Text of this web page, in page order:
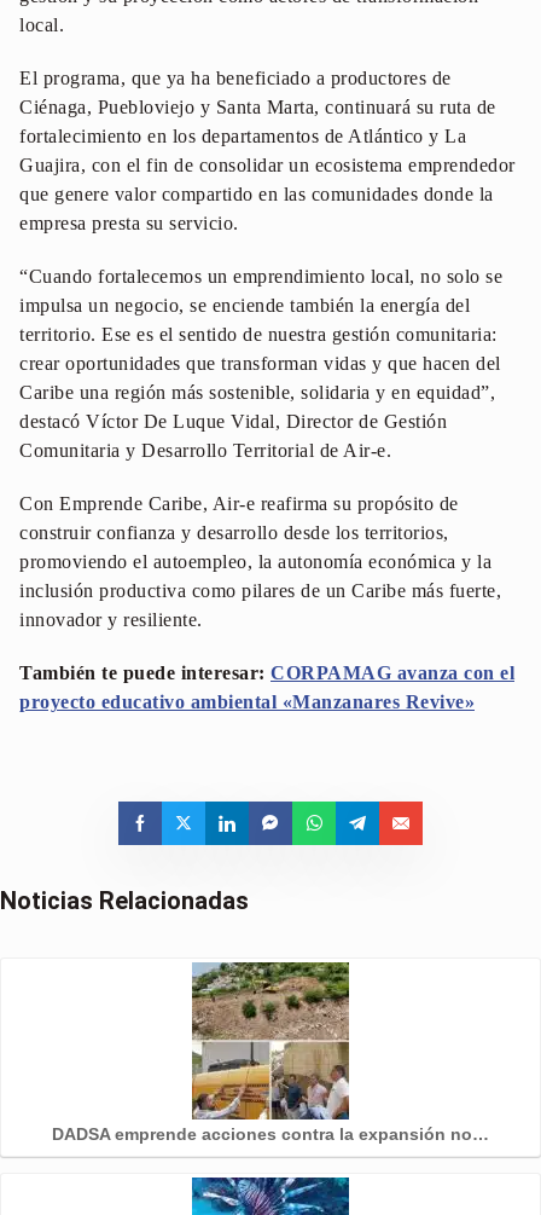
local.
El programa, que ya ha beneficiado a productores de
Ciénaga, Puebloviejo y Santa Marta, continuará su ruta de
fortalecimiento en los departamentos de Atlántico y La
Guajira, con el fin de consolidar un ecosistema emprendedor
que genere valor compartido en las comunidades donde la
empresa presta su servicio.
“Cuando fortalecemos un emprendimiento local, no solo se
impulsa un negocio, se enciende también la energía del
territorio. Ese es el sentido de nuestra gestión comunitaria:
crear oportunidades que transforman vidas y que hacen del
Caribe una región más sostenible, solidaria y en equidad”,
destacó Víctor De Luque Vidal, Director de Gestión
Comunitaria y Desarrollo Territorial de Air-e.
Con Emprende Caribe, Air-e reafirma su propósito de
construir confianza y desarrollo desde los territorios,
promoviendo el autoempleo, la autonomía económica y la
inclusión productiva como pilares de un Caribe más fuerte,
innovador y resiliente.
También te puede interesar: CORPAMAG avanza con el
proyecto educativo ambiental «Manzanares Revive»
Noticias Relacionadas
DADSA emprende acciones contra la expansión no…